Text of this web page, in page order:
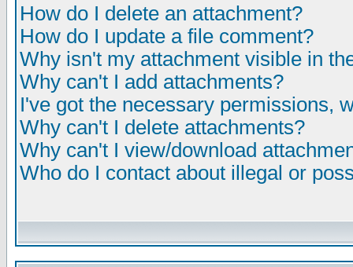
How do I delete an attachment?
How do I update a file comment?
Why isn't my attachment visible in
Why can't I add attachments?
I've got the necessary permissions,
Why can't I delete attachments?
Why can't I view/download
Who do I contact about illegal or